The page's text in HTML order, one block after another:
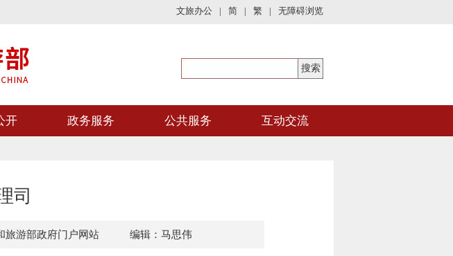
文旅办公 | 简 | 繁 | 无障碍浏览
开 政务服务 公共服务 互动交流
司
旅游部政府门户网站 编辑：马思伟